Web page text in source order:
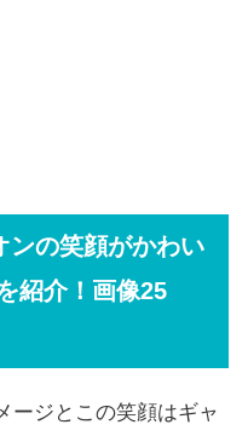
ンの笑顔がかわい
紹介！画像25
ージとこの笑顔はギャ